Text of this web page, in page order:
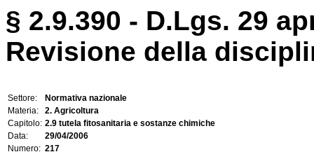
§ 2.9.390 - D.Lgs. 29
Revisione della
Settore:
Normativa nazionale
Materia:
2. Agricoltura
Capitolo: 2.9 tutela fitosanitaria e sostanze chimiche
Data:
29/04/2006
Numero: 217